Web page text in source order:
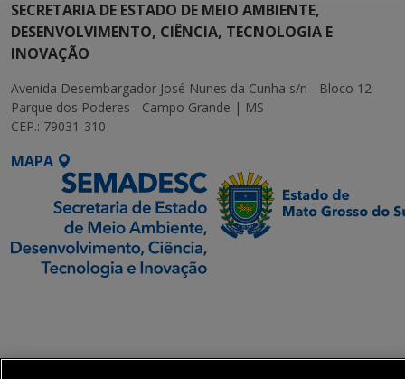
SECRETARIA DE ESTADO DE MEIO AMBIENTE,
DESENVOLVIMENTO, CIÊNCIA, TECNOLOGIA E
INOVAÇÃO
Avenida Desembargador José Nunes da Cunha s/n - Bloco 12
Parque dos Poderes - Campo Grande | MS
CEP.: 79031-310
MAPA